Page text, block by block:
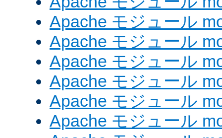
Apache モジュール
Apache モジュール
Apache モジュール
Apache モジュール
Apache モジュール
Apache モジュール